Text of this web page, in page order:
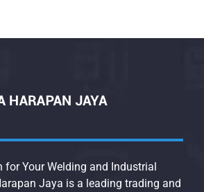
for Your Welding and Industrial
Jaya is a leading trading and